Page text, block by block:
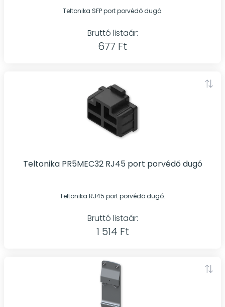
Teltonika SFP port porvédő dugó.
Bruttó listaár:
677 Ft
Teltonika PR5MEC32 RJ45 port porvédő dugó
Teltonika RJ45 port porvédő dugó.
Bruttó listaár:
1 514 Ft